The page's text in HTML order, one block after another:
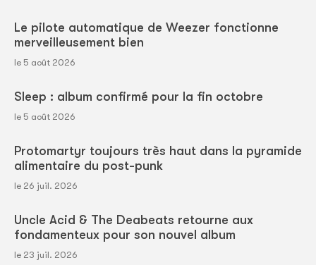
Le pilote automatique de Weezer fonctionne
merveilleusement bien
le 5 août 2026
Sleep : album confirmé pour la fin octobre
le 5 août 2026
Protomartyr toujours très haut dans la pyramide
alimentaire du post-punk
le 26 juil. 2026
Uncle Acid & The Deabeats retourne aux
fondamenteux pour son nouvel album
le 23 juil. 2026